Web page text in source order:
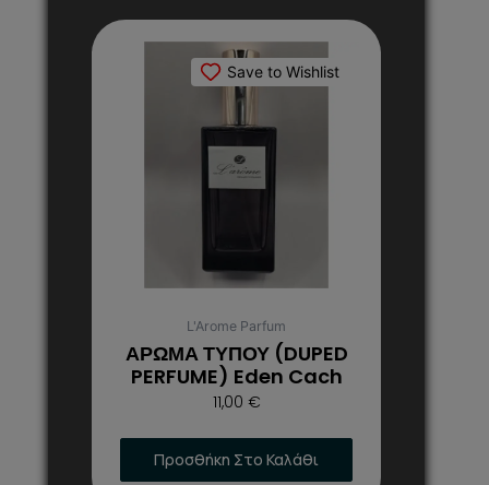
Save to Wishlist
L'Arome Parfum
ΑΡΩΜΑ ΤΥΠΟΥ (DUPED
PERFUME) Eden Cach
11,00 €
Προσθήκη Στο Καλάθι
το
προϊόν
έχει
παραλλαγές.
Οι
να
επιλεγούν
στη
σελίδα
του
προϊόντος